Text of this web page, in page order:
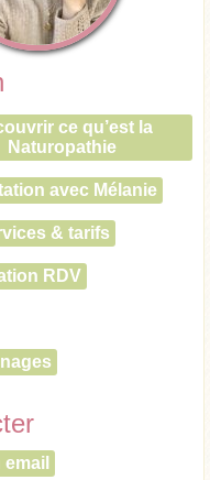
ce qu’est la
Naturopathie
avec Mélanie
& tarifs
RDV